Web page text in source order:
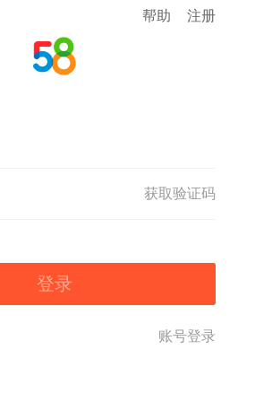
帮助 注册
获取验证码
登录
账号登录